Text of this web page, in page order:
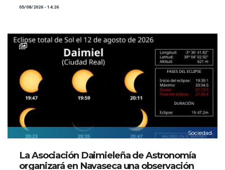
05/08/2026 - 14:26
Sociedad
La Asociación Daimieleña de Astronomía
organizará en Navaseca una observación